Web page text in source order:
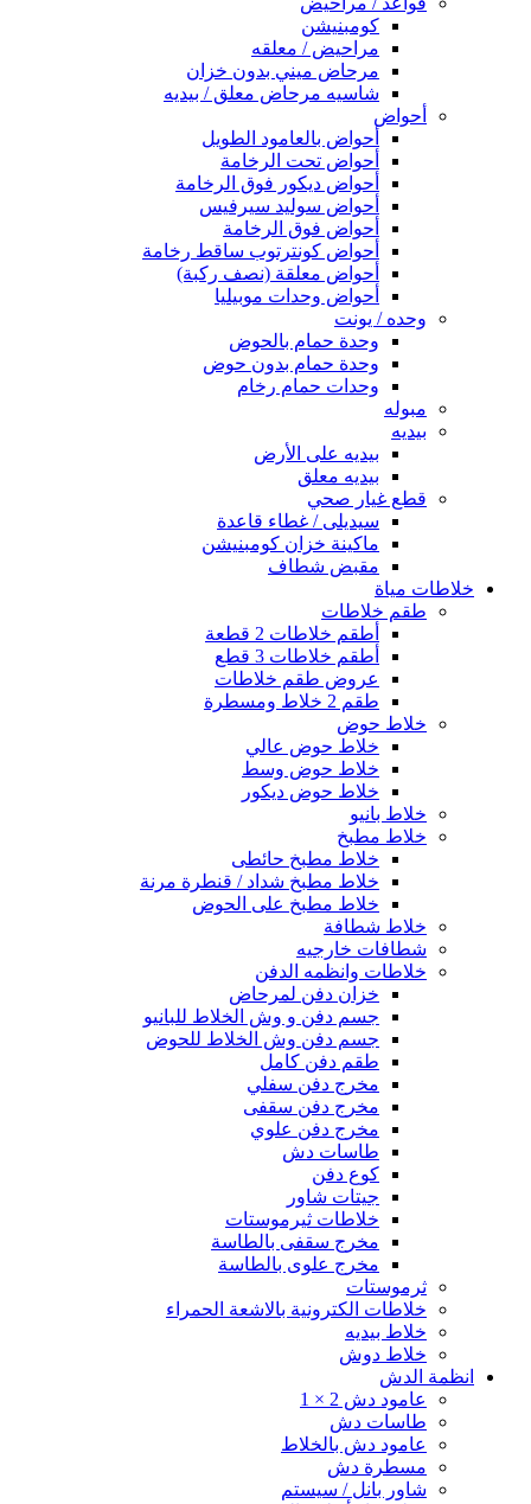
كومبنيشن
مراحيض / معلقه
مرحاض ميني بدون خزان
شاسيه مرحاض معلق / بيديه
أحواض
أحواض بالعامود الطويل
أحواض تحت الرخامة
أحواض ديكور فوق الرخامة
أحواض سوليد سيرفيس
أحواض فوق الرخامة
أحواض كونترتوب ساقط رخامة
أحواض معلقة (نصف ركبة)
أحواض وحدات موبيليا
وحده / يونت
وحدة حمام بالحوض
وحدة حمام بدون حوض
وحدات حمام رخام
مبوله
بيديه
بيديه على الأرض
بيديه معلق
قطع غيار صحي
سيديلى / غطاء قاعدة
ماكينة خزان كومبنيشن
مقبض شطاف
خلاطات مياة
طقم خلاطات
أطقم خلاطات 2 قطعة
أطقم خلاطات 3 قطع
عروض طقم خلاطات
طقم 2 خلاط ومسطرة
خلاط حوض
خلاط حوض عالي
خلاط حوض وسط
خلاط حوض ديكور
خلاط بانيو
خلاط مطبخ
خلاط مطبخ حائطى
خلاط مطبخ شداد / قنطرة مرنة
خلاط مطبخ على الحوض
خلاط شطافة
شطافات خارجيه
خلاطات وانظمه الدفن
خزان دفن لمرحاض
جسم دفن و وش الخلاط للبانيو
جسم دفن وش الخلاط للحوض
طقم دفن كامل
مخرج دفن سفلي
مخرج دفن سقفى
مخرج دفن علوي
طاسات دش
كوع دفن
جيتات شاور
خلاطات ثيرموستات
مخرج سقفى بالطاسة
مخرج علوى بالطاسة
ثرموستات
خلاطات الكترونية بالاشعة الحمراء
خلاط بيديه
خلاط دوش
انظمة الدش
عامود دش 2 × 1
طاسات دش
عامود دش بالخلاط
مسطرة دش
شاور بانل / سيستم